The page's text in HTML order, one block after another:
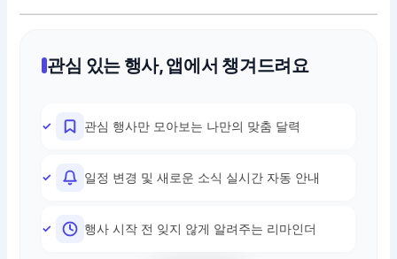
관심 있는 행사, 앱에서 챙겨드려요
관심 행사만 모아보는 나만의 맞춤 달력
일정 변경 및 새로운 소식 실시간 자동 안내
행사 시작 전 잊지 않게 알려주는 리마인더